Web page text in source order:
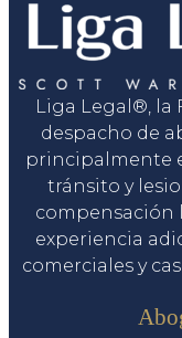
Liga Legal®, la
despacho de
principalmente
tránsito y
compensación
experiencia
comerciales y